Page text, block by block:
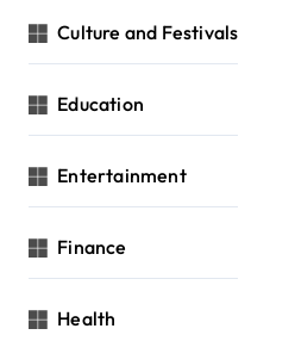
Culture and Festivals
Education
Entertainment
Finance
Health